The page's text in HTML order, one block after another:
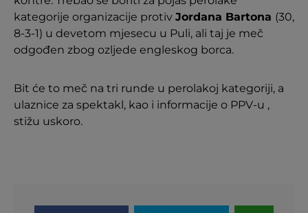
kategorije organizacije protiv Jordana Bartona (30,
8-3-1) u devetom mjesecu u Puli, ali taj je meč
odgođen zbog ozljede engleskog borca.
Bit će to meč na tri runde u perolakoj kategoriji, a
ulaznice za spektakl, kao i informacije o PPV-u ,
stižu uskoro.